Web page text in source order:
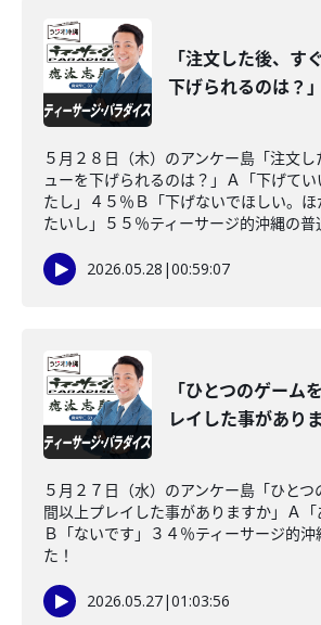
「注文した後、す
下げられるのは？」
５月２８日（木）のアンケー島「注文
ューを下げられるのは？」Ａ「下げて
たし」４５％Ｂ「下げないでほしい。
たいし」５５％ティーサージ的沖縄の普
2026.05.28 |00:59:07
「ひとつのゲーム
レイした事があり
５月２７日（水）のアンケー島「ひと
間以上プレイした事がありますか」Ａ
Ｂ「ないです」３４％ティーサージ的
た！
2026.05.27|01:03:56